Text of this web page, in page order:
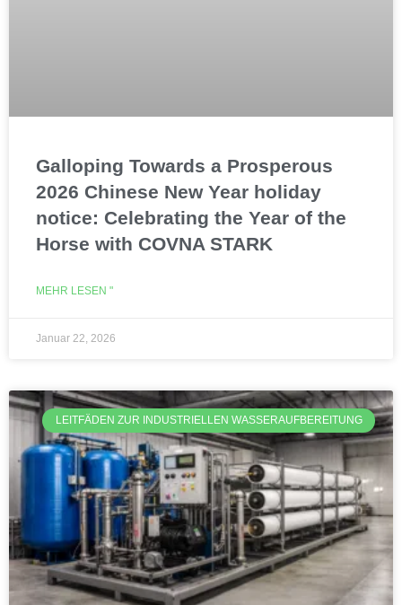
Galloping Towards a Prosperous
2026 Chinese New Year holiday
notice: Celebrating the Year of the
Horse with COVNA STARK
MEHR LESEN "
Januar 22, 2026
LEITFÄDEN ZUR INDUSTRIELLEN WASSERAUFBEREITUNG